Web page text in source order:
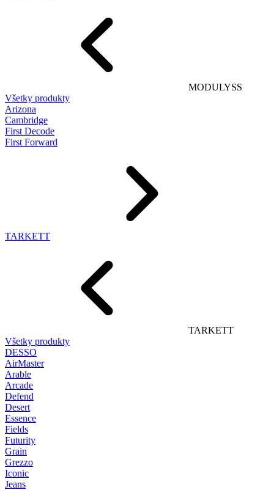
MODULYSS
Všetky produkty
Arizona
Cambridge
First Decode
First Forward
TARKETT
TARKETT
Všetky produkty
DESSO
AirMaster
Arable
Arcade
Defend
Desert
Essence
Fields
Futurity
Grain
Grezzo
Iconic
Jeans